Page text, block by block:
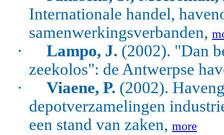
Internationale handel,
samenwerkingsverbanden,
· Lampo, J. (2002). "Dan
zeekolos": de Antwerpse
·
Viaene, P. (2002).
depotverzamelingen
een stand van zaken, more